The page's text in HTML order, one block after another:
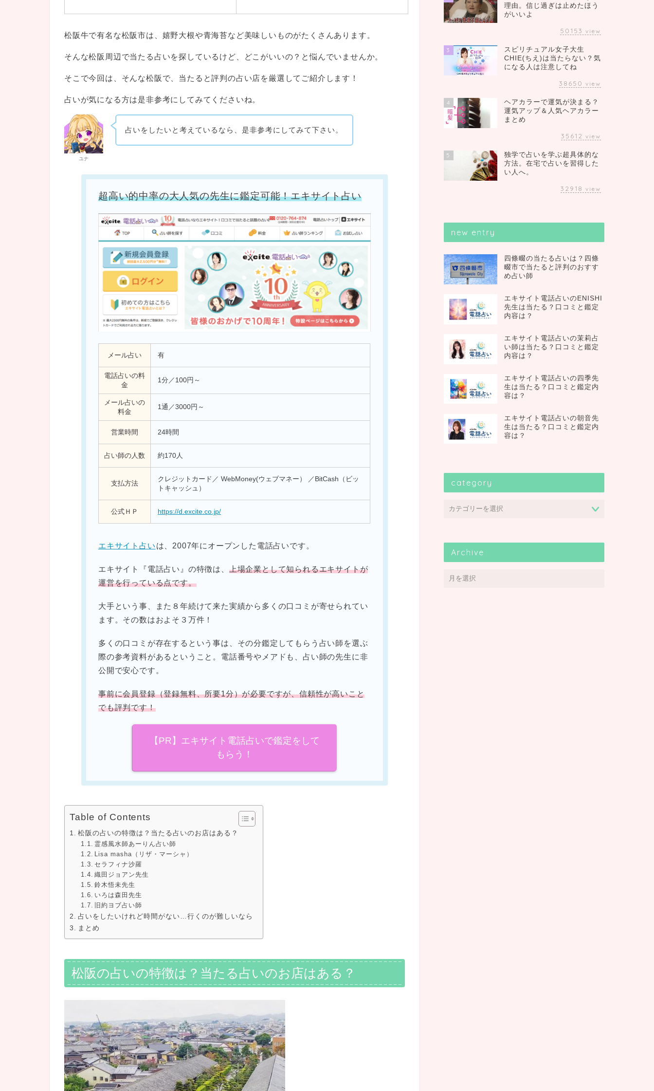
松阪牛で有名な松阪市は、嬉野大根や青海苔など美味しいものがたくさんあります。
そんな松阪周辺で当たる占いを探しているけど、どこがいいの？と悩んでいませんか。
そこで今回は、そんな松阪で、当たると評判の占い店を厳選してご紹介します！
占いが気になる方は是非参考にしてみてくださいね。
ユナ
占いをしたいと考えているなら、是非参考にしてみて下さい。
超高い的中率の大人気の先生に鑑定可能！エキサイト占い
メール占い 有
電話占いの料
金
1分／100円～
メール占いの
料金
1通／3000円～
営業時間 24時間
占い師の人数 約170人
支払方法
クレジットカード／ WebMoney(ウェブマネー） ／BitCash（ビッ
トキャッシュ）
公式ＨＰ https://d.excite.co.jp/
エキサイト占い は、2007年にオープンした電話占いです。
エキサイト『電話占い』の特徴は、 上場企業として知られるエキサイトが
運営を行っている点です。
大手という事、また８年続けて来た実績から多くの口コミが寄せられてい
ます。その数はおよそ３万件！
多くの口コミが存在するという事は、その分鑑定してもらう占い師を選ぶ
際の参考資料があるということ。電話番号やメアドも、占い師の先生に非
公開で安心です。
事前に会員登録（登録無料、所要1分）が必要ですが、信頼性が高いこと
でも評判です！
【PR】エキサイト電話占いで鑑定をして
もらう！
Table of Contents
松阪の占いの特徴は？当たる占いのお店はある？
霊感風水師あーりん占い師
Lisa masha（リザ・マーシャ）
セラフィナ沙羅
織田ジョアン先生
鈴木悟未先生
いろは森田先生
旧約ヨブ占い師
占いをしたいけれど時間がない…行くのが難しいなら
まとめ
松阪の占いの特徴は？当たる占いのお店はある？
理由。信じ過ぎは止めたほう
がいいよ
50153 view
3
スピリチュアル女子大生
CHIE(ちえ)は当たらない？気
になる人は注意してね
38650 view
4
ヘアカラーで運気が決まる？
運気アップ＆人気ヘアカラー
まとめ
35612 view
5
独学で占いを学ぶ超具体的な
方法。在宅で占いを習得した
い人へ。
32918 view
new entry
四條畷の当たる占いは？四條
畷市で当たると評判のおすす
め占い師
エキサイト電話占いのENISHI
先生は当たる？口コミと鑑定
内容は？
エキサイト電話占いの茉莉占
い師は当たる？口コミと鑑定
内容は？
エキサイト電話占いの四季先
生は当たる？口コミと鑑定内
容は？
エキサイト電話占いの朝音先
生は当たる？口コミと鑑定内
容は？
category
Archive